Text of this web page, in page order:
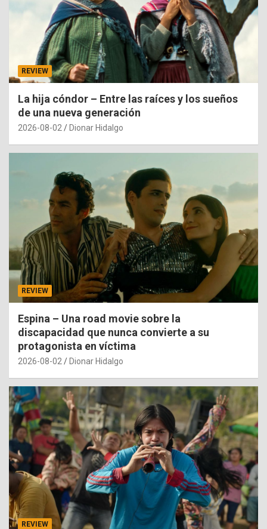
REVIEW
La hija cóndor – Entre las raíces y los sueños
de una nueva generación
2026-08-02 Dionar Hidalgo
REVIEW
Espina – Una road movie sobre la
discapacidad que nunca convierte a su
protagonista en víctima
2026-08-02 Dionar Hidalgo
REVIEW